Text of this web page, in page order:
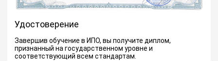
Удостоверение
Завершив обучение в ИПО, вы получите диплом,
признанный на государственном уровне и
соответствующий всем стандартам.